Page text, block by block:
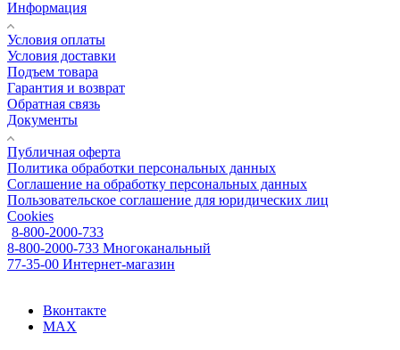
Информация
Условия оплаты
Условия доставки
Подъем товара
Гарантия и возврат
Обратная связь
Документы
Публичная оферта
Политика обработки персональных данных
Соглашение на обработку персональных данных
Пользовательское соглашение для юридических лиц
Cookies
8-800-2000-733
8-800-2000-733 Многоканальный
77-35-00 Интернет-магазин
Вконтакте
MAX